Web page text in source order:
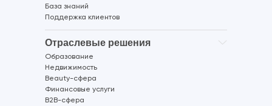
База знаний
Поддержка клиентов
Отраслевые решения
Образование
Недвижимость
Beauty-сфера
Финансовые услуги
B2B-сфера